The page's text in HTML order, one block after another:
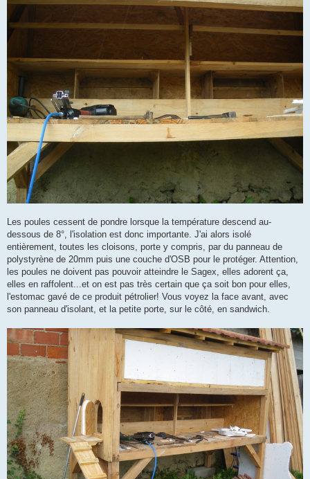
Les poules cessent de pondre lorsque la température descend au-
dessous de 8°, l'isolation est donc importante. J'ai alors isolé
entièrement, toutes les cloisons, porte y compris, par du panneau de
polystyrène de 20mm puis une couche d'OSB pour le protéger. Attention,
les poules ne doivent pas pouvoir atteindre le Sagex, elles adorent ça,
elles en raffolent...et on est pas très certain que ça soit bon pour elles,
l'estomac gavé de ce produit pétrolier! Vous voyez la face avant, avec
son panneau d'isolant, et la petite porte, sur le côté, en sandwich.